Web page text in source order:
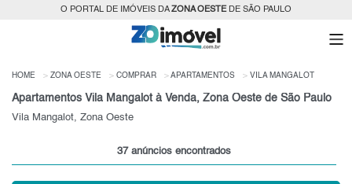
O PORTAL DE IMÓVEIS DAZONA OESTEDE SÃO PAULO
HOME ZONA OESTE COMPRAR APARTAMENTOS VILA MANGALOT
Apartamentos Vila Mangalot à Venda, Zona Oeste de São Paulo
Vila Mangalot, Zona Oeste
37 anúncios encontrados